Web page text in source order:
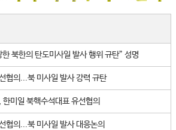
북한의 탄도미사일 발사 행위 규탄” 성명
협의...북 미사일 발사 강력 규탄
미일 북핵수석대표 유선협의
협의...북 미사일 발사 대응논의